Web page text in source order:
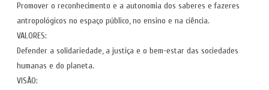
Promover o reconhecimento e a autonomia dos saberes e fazeres
antropológicos no espaço público, no ensino e na ciência.
VALORES:
Defender a solidariedade, a justiça e o bem-estar das sociedades
humanas e do planeta.
VISÃO: